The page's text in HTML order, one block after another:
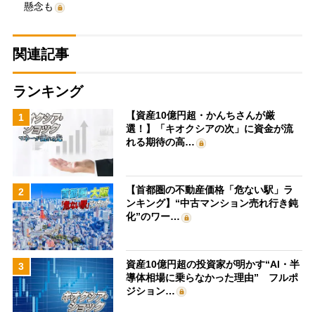
懸念も
関連記事
ランキング
1
【資産10億円超・かんちさんが厳
選！】「キオクシアの次」に資金が流
れる期待の高…
2
【首都圏の不動産価格「危ない駅」ラ
ンキング】“中古マンション売れ行き鈍
化”のワー…
3
資産10億円超の投資家が明かす“AI・半
導体相場に乗らなかった理由” フルポ
ジション…